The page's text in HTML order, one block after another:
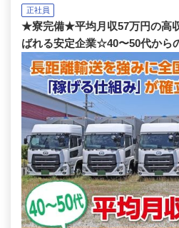
正社員
★寮完備★平均月収57万円の高
ばれる安定企業☆40〜50代から